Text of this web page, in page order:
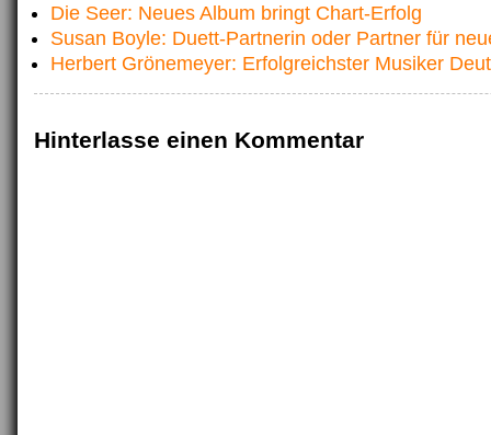
Die Seer: Neues Album bringt Chart-Erfolg
Susan Boyle: Duett-Partnerin oder Partner für
Herbert Grönemeyer: Erfolgreichster Musiker
Hinterlasse einen Kommentar